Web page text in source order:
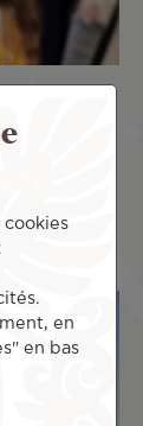
cookies
en
en bas